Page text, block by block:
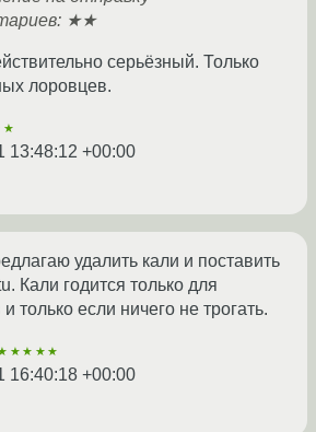
★★
серьёзный. Только
лоровцев.
13:48:12 +00:00
удалить кали и поставить
Кали годится только для
и только если ничего не трогать.
16:40:18 +00:00